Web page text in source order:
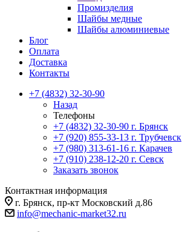
Промизделия
Шайбы медные
Шайбы алюминиевые
Блог
Оплата
Доставка
Контакты
+7 (4832) 32-30-90
Назад
Телефоны
+7 (4832) 32-30-90 г. Брянск
+7 (920) 855-33-13 г. Трубчевск
+7 (980) 313-61-16 г. Карачев
+7 (910) 238-12-20 г. Севск
Заказать звонок
Контактная информация
г. Брянск, пр-кт Московский д.86
info@mechanic-market32.ru